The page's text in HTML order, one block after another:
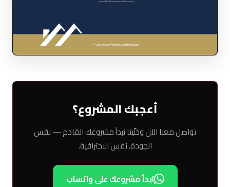
أعجبك المشروع؟
تواصل معنا الآن وخلّينا نبدأ مشروعك القادم — نفس
الجودة، نفس الاحترافية.
ابدأ مشروعك على واتساب